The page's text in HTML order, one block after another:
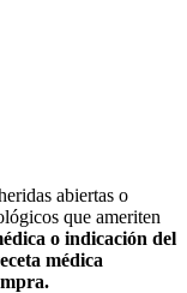
abiertas o
que ameriten
o indicación del
médica